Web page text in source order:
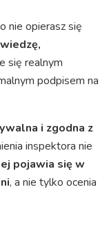
nie opierasz się
się realnym
podpisem na
i zgodna z
inspektora nie
pojawia się w
, a nie tylko ocenia